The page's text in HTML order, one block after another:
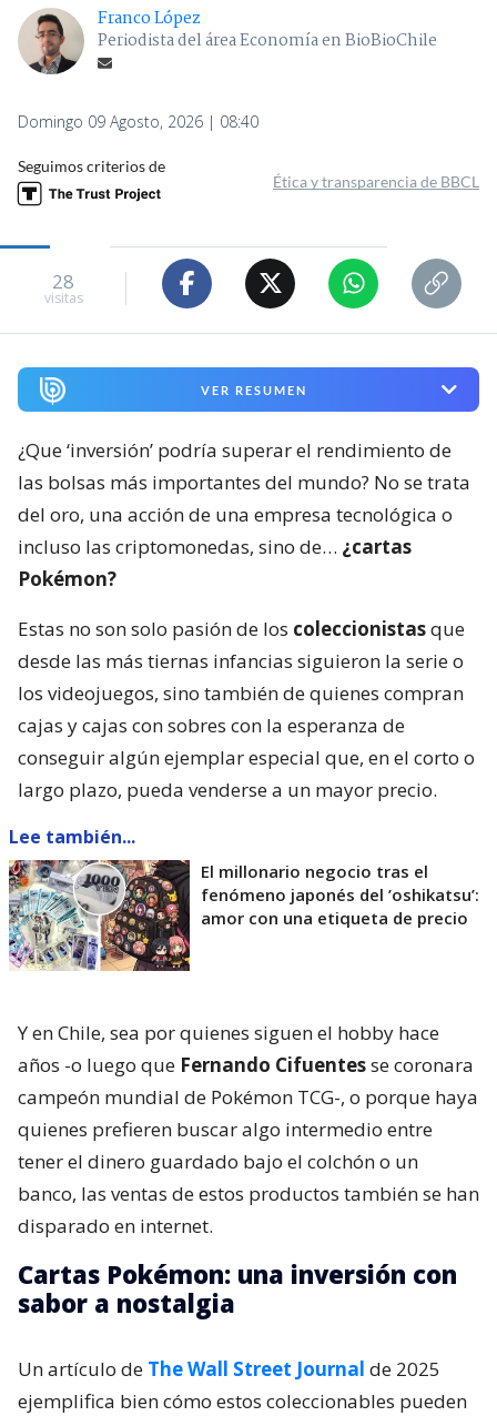
Franco López
Periodista del área Economía en BioBioChile
Domingo 09 Agosto, 2026 | 08:40
Seguimos criterios de
Ética y transparencia de BBCL
28
visitas
VER RESUMEN
¿Que ‘inversión’ podría superar el rendimiento de
las bolsas más importantes del mundo? No se trata
del oro, una acción de una empresa tecnológica o
incluso las criptomonedas, sino de… ¿cartas
Pokémon?
Estas no son solo pasión de los coleccionistasque
desde las más tiernas infancias siguieron la serie o
los videojuegos, sino también de quienes compran
cajas y cajas con sobres con la esperanza de
conseguir algún ejemplar especial que, en el corto o
largo plazo, pueda venderse a un mayor precio.
Lee también...
El millonario negocio tras el
fenómeno japonés del ’oshikatsu’:
amor con una etiqueta de precio
Y en Chile, sea por quienes siguen el hobby hace
años -o luego que Fernando Cifuentesse coronara
campeón mundial de Pokémon TCG-, o porque haya
quienes prefieren buscar algo intermedio entre
tener el dinero guardado bajo el colchón o un
banco, las ventas de estos productos también se han
disparado en internet.
Cartas Pokémon: una inversión con
sabor a nostalgia
Un artículo de The Wall Street Journal de 2025
ejemplifica bien cómo estos coleccionables pueden